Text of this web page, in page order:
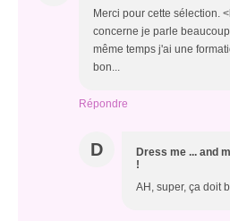
Merci pour cette sélection.
concerne je parle
même temps j'ai une
bon...
Répondre
D
Dress me ... and
!
AH, super, ça doit